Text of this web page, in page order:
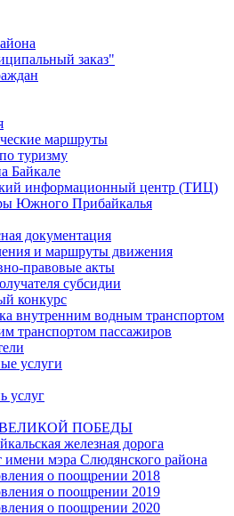
заказ"
маршруты
туризму
Байкале
информационный центр (ТИЦ)
Южного Прибайкалья
документация
и маршруты движения
правовые акты
субсидии
конкурс
внутренним водным транспортом
транспортом пассажиров
услуги
услуг
ВЕЛИКОЙ ПОБЕДЫ
железная дорога
мэра Слюдянского района
о поощрении 2018
о поощрении 2019
о поощрении 2020